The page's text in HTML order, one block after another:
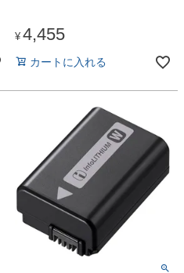
¥ 4,455
カートに入れる